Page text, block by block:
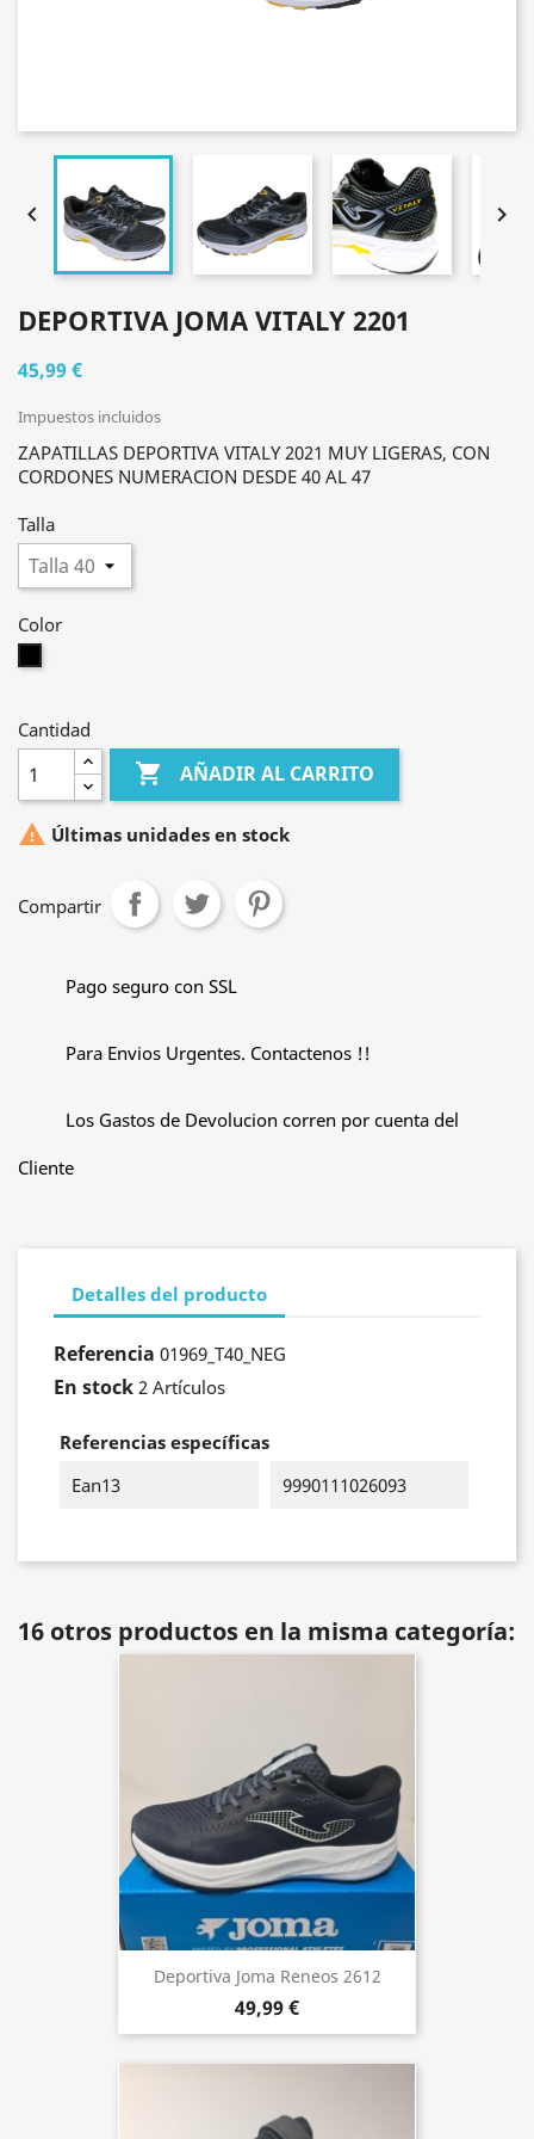
 
DEPORTIVA JOMA VITALY 2201
45,99 €
Impuestos incluidos
ZAPATILLAS DEPORTIVA VITALY 2021 MUY LIGERAS, CON
CORDONES NUMERACION DESDE 40 AL 47
Talla
Color
Cantidad
 AÑADIR AL CARRITO
 Últimas unidades en stock
Compartir
Pago seguro con SSL
Para Envios Urgentes. Contactenos !!
Los Gastos de Devolucion corren por cuenta del
Cliente
Detalles del producto
Referencia 01969_T40_NEG
En stock 2 Artículos
Referencias específicas
Ean13
9990111026093
16 otros productos en la misma categoría:
Deportiva Joma Reneos 2612
49,99 €